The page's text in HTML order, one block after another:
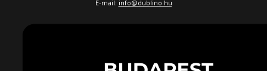
E-mail: info@dublino.hu